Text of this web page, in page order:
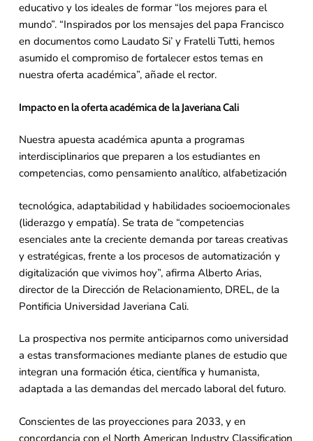
educativo y los ideales de formar “los mejores para el
mundo”. “Inspirados por los mensajes del papa Francisco
en documentos como Laudato Si’ y Fratelli Tutti, hemos
asumido el compromiso de fortalecer estos temas en
nuestra oferta académica”, añade el rector.
Impacto en la oferta académica de la Javeriana Cali
Nuestra apuesta académica apunta a programas
interdisciplinarios que preparen a los estudiantes en
competencias, como pensamiento analítico, alfabetización
tecnológica, adaptabilidad y habilidades socioemocionales
(liderazgo y empatía). Se trata de “competencias
esenciales ante la creciente demanda por tareas creativas
y estratégicas, frente a los procesos de automatización y
digitalización que vivimos hoy”, afirma Alberto Arias,
director de la Dirección de Relacionamiento, DREL, de la
Pontificia Universidad Javeriana Cali.
La prospectiva nos permite anticiparnos como universidad
a estas transformaciones mediante planes de estudio que
integran una formación ética, científica y humanista,
adaptada a las demandas del mercado laboral del futuro.
Conscientes de las proyecciones para 2033, y en
concordancia con el North American Industry Classification